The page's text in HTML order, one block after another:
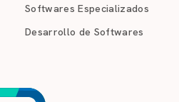
Softwares Especializados
Desarrollo de Softwares